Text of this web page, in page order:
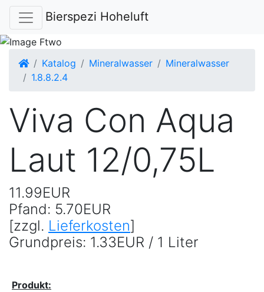
Bierspezi Hoheluft
Startseite
Katalog Mineralwasser
Mineralwasser
1.8.8.2.4
Viva Con Aqua
Laut 12/0,75L
11.99EUR
Pfand: 5.70EUR
[zzgl. Lieferkosten]
Grundpreis: 1.33EUR / 1 Liter
Produkt: